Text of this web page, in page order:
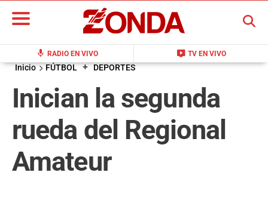
mic RADIO EN VIVO live_tv TV EN VIVO
BUSCAR
Inicio FÚTBOL + DEPORTES
Inician la segunda
rueda del Regional
Amateur